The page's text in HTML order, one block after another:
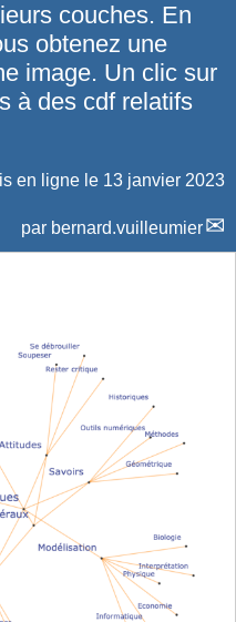
couches. En
obtenez une
image. Un clic sur
à des cdf relatifs
en ligne le 13 janvier 2023
par bernard.vuilleumier